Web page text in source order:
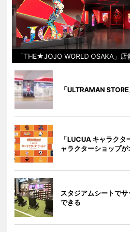
「THE★JOJO WORLD OSAKA」店
「ULTRAMAN
「LUCUA キャラク
ャラクターショップ
スタジアムシートで
できる